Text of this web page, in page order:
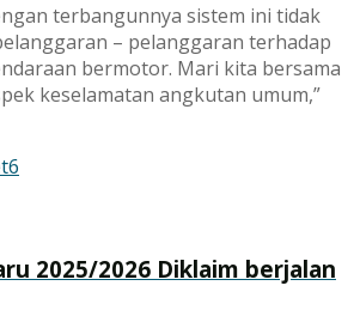
terbangunnya sistem ini tidak
– pelanggaran terhadap
bermotor. Mari kita bersama
keselamatan angkutan umum,”
6
2025/2026 Diklaim berjalan